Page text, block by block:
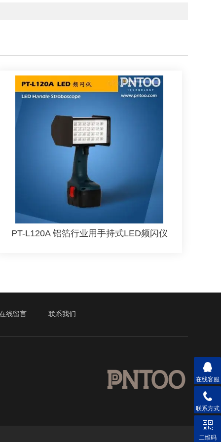
PT-L120A 铝箔行业用手持式LED频闪仪
线留言 联系我们
在线客服
联系方式
二维码